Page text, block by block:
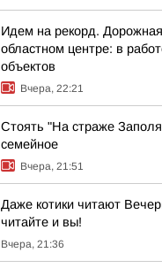
Идем на рекорд.
областном центре: в
объектов
Вчера, 22:21
Стоять "На страже
семейное
Вчера, 21:51
Даже котики читают
читайте и вы!
Вчера, 21:36